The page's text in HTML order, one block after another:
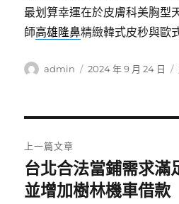
最划算幸運在於皮膚科美胸型
師高雄隆鼻精緻韓式皮秒與歐
作
admin
發
2024 年 9 月 24 日
章
導
上一篇文章
上
一
台北合法當鋪需求滿
並增加樹林機車借款